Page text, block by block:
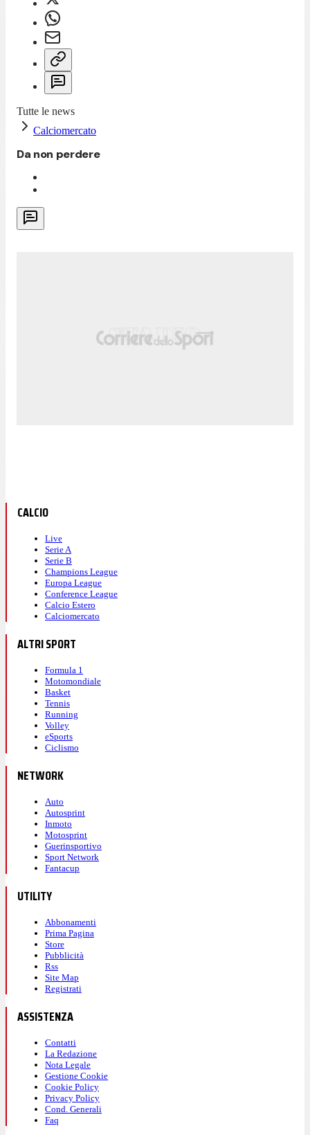
Tutte le news
Calciomercato
Da non perdere
CALCIO
Live
Serie A
Serie B
Champions League
Europa League
Conference League
Calcio Estero
Calciomercato
ALTRI SPORT
Formula 1
Motomondiale
Basket
Tennis
Running
Volley
eSports
Ciclismo
NETWORK
Auto
Autosprint
Inmoto
Motosprint
Guerinsportivo
Sport Network
Fantacup
UTILITY
Abbonamenti
Prima Pagina
Store
Pubblicità
Rss
Site Map
Registrati
ASSISTENZA
Contatti
La Redazione
Nota Legale
Gestione Cookie
Cookie Policy
Privacy Policy
Cond. Generali
Faq